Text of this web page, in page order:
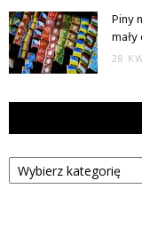
Piny
28
Kategorie